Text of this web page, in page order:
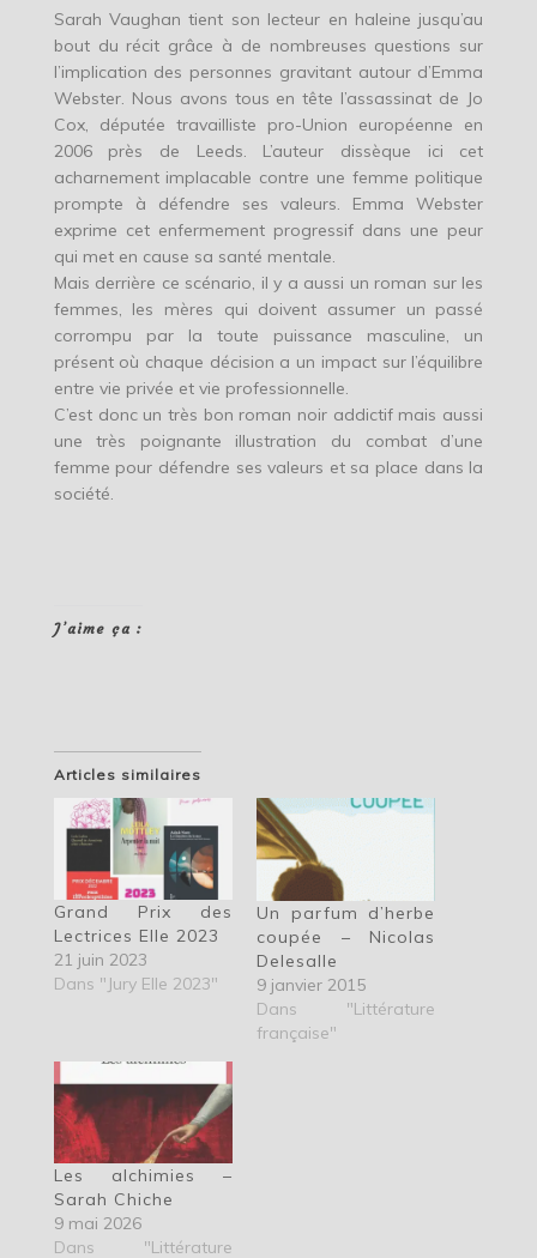
Sarah Vaughan tient son lecteur en haleine jusqu’au
bout du récit grâce à de nombreuses questions sur
l’implication des personnes gravitant autour d’Emma
Webster. Nous avons tous en tête l’assassinat de Jo
Cox, députée travailliste pro-Union européenne en
2006 près de Leeds. L’auteur dissèque ici cet
acharnement implacable contre une femme politique
prompte à défendre ses valeurs. Emma Webster
exprime cet enfermement progressif dans une peur
qui met en cause sa santé mentale.
Mais derrière ce scénario, il y a aussi un roman sur les
femmes, les mères qui doivent assumer un passé
corrompu par la toute puissance masculine, un
présent où chaque décision a un impact sur l’équilibre
entre vie privée et vie professionnelle.
C’est donc un très bon roman noir addictif mais aussi
une très poignante illustration du combat d’une
femme pour défendre ses valeurs et sa place dans la
société.
J’aime ça :
Articles similaires
Grand Prix des
Lectrices Elle 2023
21 juin 2023
Dans "Jury Elle 2023"
Un parfum d’herbe
coupée – Nicolas
Delesalle
9 janvier 2015
Dans "Littérature
française"
Les alchimies –
Sarah Chiche
9 mai 2026
Dans "Littérature